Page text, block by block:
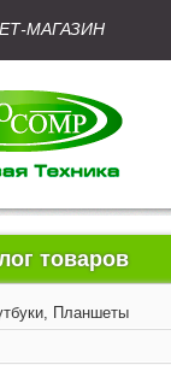
МАГАЗИН
товаров
Планшеты